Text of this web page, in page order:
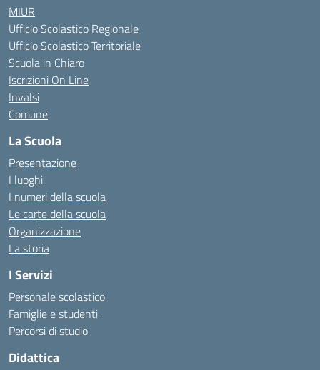
MIUR
Ufficio Scolastico Regionale
Ufficio Scolastico Territoriale
Scuola in Chiaro
Iscrizioni On Line
Invalsi
Comune
La Scuola
Presentazione
I luoghi
I numeri della scuola
Le carte della scuola
Organizzazione
La storia
I Servizi
Personale scolastico
Famiglie e studenti
Percorsi di studio
Didattica